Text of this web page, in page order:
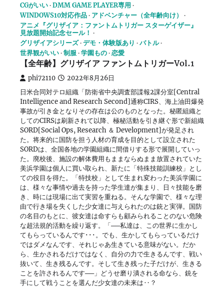
CGがいい DMM GAME PLAYER専用
WINDOWS10対応作品
アドベンチャー（全年齢向け）
アニメ『グリザイア：ファントムトリガー スターゲイザー』
見放題開始記念セール！
グリザイアシリーズ デモ・体験版あり
バトル
世界観がいい 制服 学園もの 恋愛
【全年齢】グリザイア ファントムトリガーVol.1
phi72110 2022年8月26日
日米合同対テロ組織「防衛省中央調査部諜報2課分室[Central
Intelligence and Research Second]通称CIRS、海上油田爆発
事故が引き金となりその存在は公のものとなった。秘匿組織と
してのCIRSは刷新されて以降、極秘活動を引き継ぐ形で新組織
SORD[Social Ops, Research ＆ Development]が発足され
た。将来的に国防を担う人材の育成を目的として設立された
SORDは、全国各地の学園組織に間借りする形で展開していっ
た。廃校後、施設の解体費用もままならぬまま放置されていた
美浜学園は個人に買い取られ、新たに「特殊技能訓練校」とし
ての役目を得た。「特技校」として生まれ変わった美浜学園に
は、様々な事情や過去を持った学生達が集まり、日々技能を磨
き、時には現場に出て実習を重ねる。そんな学園で、様々な理
由で行き場を失くした少女達に与えられたのは銃と実弾。国防
の名目のもとに、彼女達は命すらも顧みられることのない危険
な超法規的活動を繰り返す。「──私達は、この世界に生かし
てもらっているんです･･･。でも、生かしてもらっているだけ
ではダメなんです、それじゃあ生きている意味がない。だか
ら、生かされるだけではなく、自分の力で生きるんです、戦い
抜いて、生き残るんです。そして生き残った子だけが、生きる
ことを許されるんです──」どうせ磨り潰される命なら、銃を
手にして戦うことを選んだ少女達の未来は‥？